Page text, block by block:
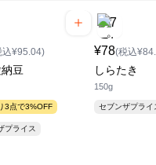
込¥95.04)
豆
3点で3%OFF
ザプライス
¥78(税込
しらたき
150g
セブンザプライ